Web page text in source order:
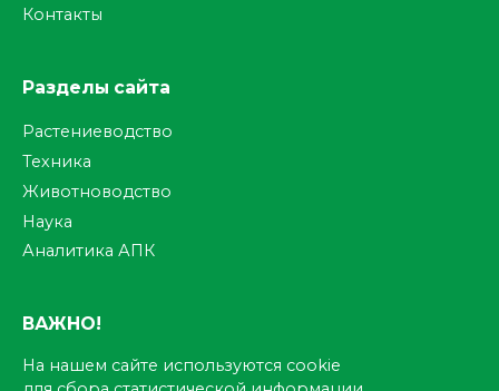
Контакты
Разделы сайта
Растениеводство
Техника
Животноводство
Наука
Аналитика АПК
ВАЖНО!
На нашем сайте используются cookie